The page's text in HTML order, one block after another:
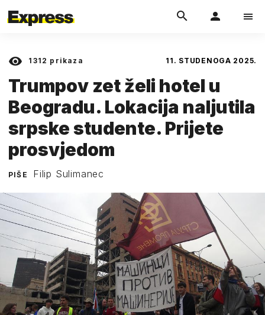
1312 prikaza 11. STUDENOGA 2025.
Trumpov zet želi hotel u
Beogradu. Lokacija naljutila
srpske studente. Prijete
prosvjedom
PIŠE Filip Sulimanec